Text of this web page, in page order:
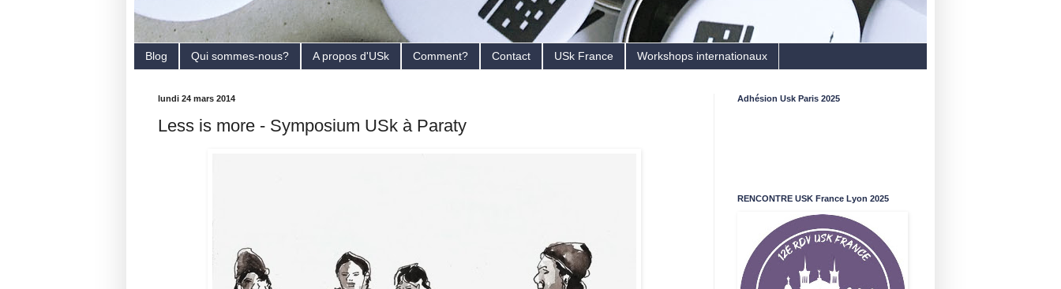
Blog Qui sommes-nous? A propos d'USk Comment? Contact USk France Workshops internationaux
lundi 24 mars 2014
Less is more - Symposium USk à Paraty
Adhésion Usk Paris 2025
RENCONTRE USK France Lyon 2025